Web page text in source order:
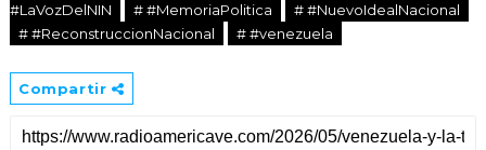
#LaVozDelNIN
# #MemoriaPolitica
# #NuevoIdealNacional
# #ReconstruccionNacional
# #venezuela
Compartir